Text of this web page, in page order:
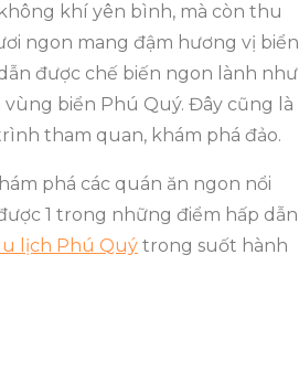
khí yên bình, mà còn thu
ngon mang đậm hương vị biển
được chế biến ngon lành như
biển Phú Quý. Đây cũng là
tham quan, khám phá đảo.
phá các quán ăn ngon nổi
1 trong những điểm hấp dẫn
lịch Phú Quý trong suốt hành